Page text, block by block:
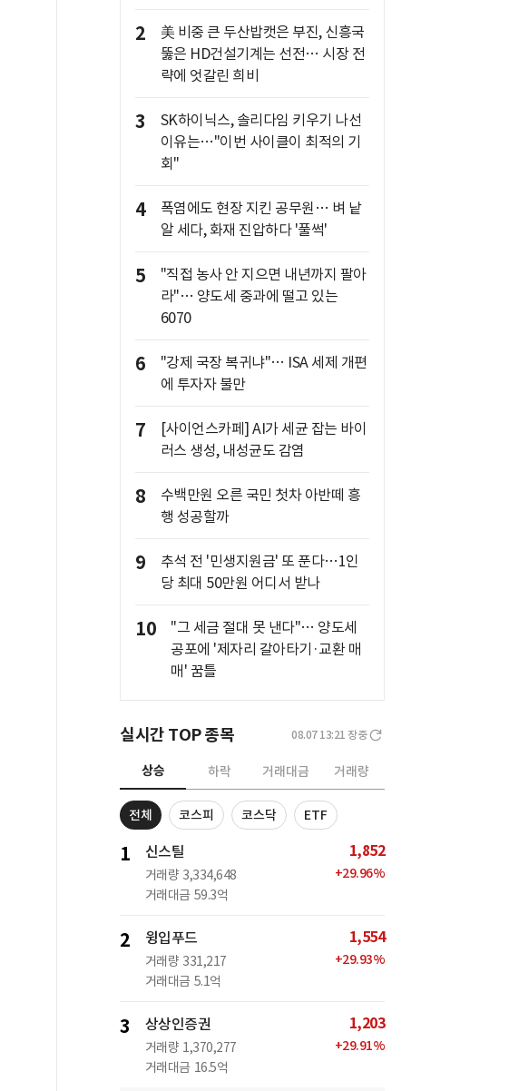
2
美 비중 큰 두산밥캣은 부진, 신흥국
뚫은 HD건설기계는 선전… 시장 전
략에 엇갈린 희비
3
SK하이닉스, 솔리다임 키우기 나선
이유는…"이번 사이클이 최적의 기
회"
4
폭염에도 현장 지킨 공무원… 벼 낱
알 세다, 화재 진압하다 '풀썩'
5
"직접 농사 안 지으면 내년까지 팔아
라"… 양도세 중과에 떨고 있는
6070
6
"강제 국장 복귀냐"… ISA 세제 개편
에 투자자 불만
7
[사이언스카페] AI가 세균 잡는 바이
러스 생성, 내성균도 감염
8
수백만원 오른 국민 첫차 아반떼 흥
행 성공할까
9
추석 전 '민생지원금' 또 푼다…1인
당 최대 50만원 어디서 받나
10
"그 세금 절대 못 낸다"… 양도세
공포에 '제자리 갈아타기·교환 매
매' 꿈틀
실시간 TOP 종목 08.07 13:21 장중
상승 하락 거래대금 거래량
전체 코스피 코스닥 ETF
1 신스틸
거래량 3,334,648
거래대금 59.3억
1,852
+29.96%
2 윙입푸드
거래량 331,217
거래대금 5.1억
1,554
+29.93%
3 상상인증권
거래량 1,370,277
거래대금 16.5억
1,203
+29.91%